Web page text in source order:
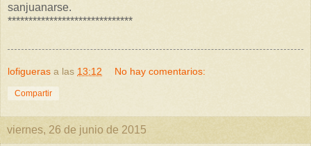
sanjuanarse.
******************************
lofigueras a las 13:12 No hay comentarios:
Compartir
viernes, 26 de junio de 2015